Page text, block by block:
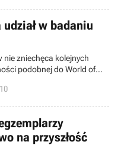
w badaniu
nie zniechęca kolejnych
podobnej do World of
Games (Star Wars:
na 2010 rok planuje
na przyszłość